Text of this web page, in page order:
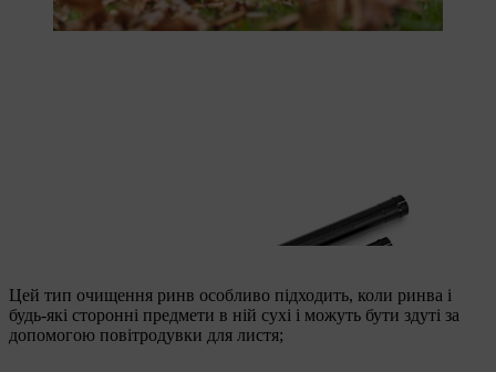
Набір для чищення водостоків також включає в себе
Цей тип очищення ринв особливо підходить, коли ринва і
будь-які сторонні предмети в ній сухі і можуть бути здуті за
допомогою повітродувки для листя;